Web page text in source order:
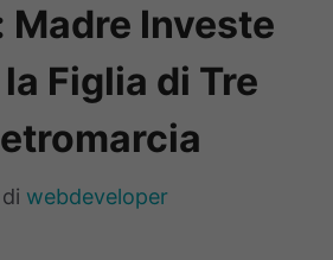
Madre Investe
Figlia di Tre
di webdeveloper